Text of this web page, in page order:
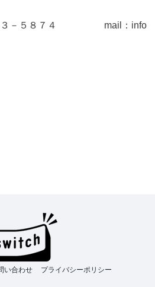
０３－５８７４ mail：info
い合わせ プライバシーポリシー